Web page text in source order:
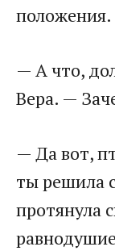
положения.
— А что,
Вера. —
— Да вот,
ты решила
протянула